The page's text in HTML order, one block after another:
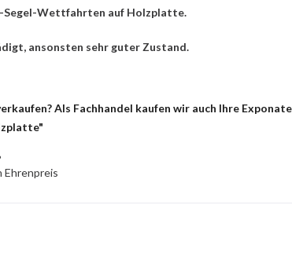
Segel-Wettfahrten auf Holzplatte.
ansonsten sehr guter Zustand.
Als Fachhandel kaufen wir auch Ihre